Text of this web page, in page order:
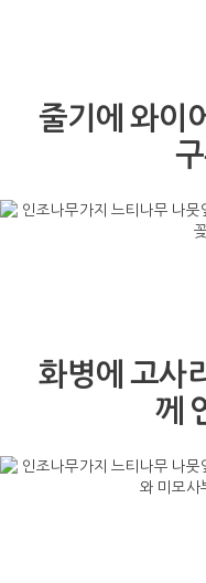
줄기에 와이
화병에 고사
께